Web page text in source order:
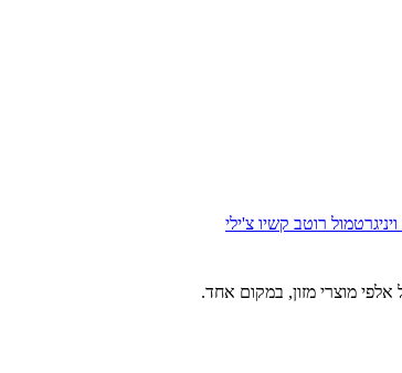
מול רוטב קשיו צ'ילי
אלפי מוצרי מזון, במקום אחד.